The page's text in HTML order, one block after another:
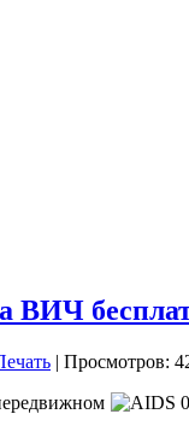
ВИЧ
| Просмотров: